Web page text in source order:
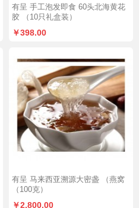
有呈 手工泡发即食 60头北海黄花
胶 （10只礼盒装）
￥398.00
有呈 马来西亚溯源大密盏 （燕窝
（100克）
￥2,800.00